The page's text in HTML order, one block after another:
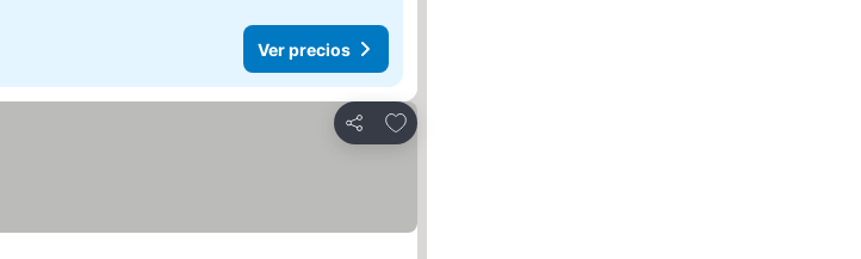
Ver precios
Compartir
Añadir a favoritos